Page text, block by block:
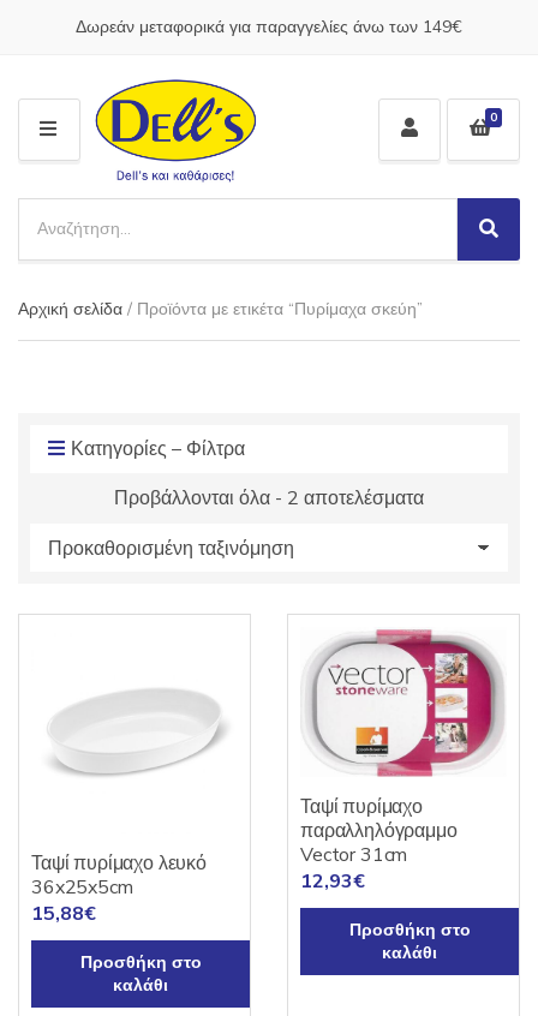
Δωρεάν μεταφορικά για παραγγελίες άνω των 149€
M
E
N
U
a
e
g
a
c
h
S
e
c
0
Αρχική σελίδα / Προϊόντα με ετικέτα “Πυρίμαχα σκεύη”
Κατηγορίες – Φίλτρα
Προβάλλονται όλα - 2 αποτελέσματα
Ταψί πυρίμαχο λευκό
36x25x5cm
15,88€
Προσθήκη στο
καλάθι
Ταψί πυρίμαχο
παραλληλόγραμμο
Vector 31cm
12,93€
Προσθήκη στο
καλάθι